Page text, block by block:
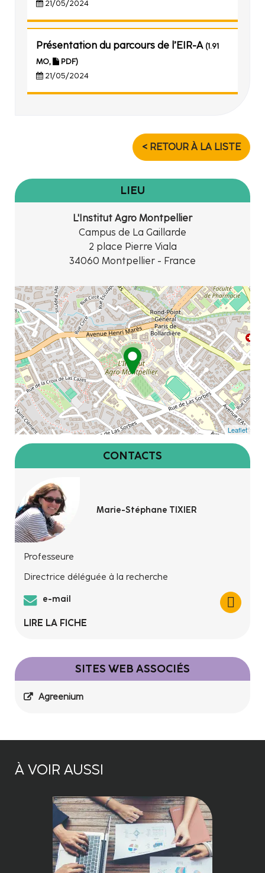
21/05/2024
Présentation du parcours de l’EIR-A (1.91
MO,
PDF)
21/05/2024
< RETOUR À LA LISTE
LIEU
L'Institut Agro Montpellier
Campus de La Gaillarde
2 place Pierre Viala
34060 Montpellier - France
Leaflet
CONTACTS
Marie-Stéphane TIXIER
Professeure
Directrice déléguée à la recherche
e-mail
LIRE LA FICHE
SITES WEB ASSOCIÉS
Agreenium
À VOIR AUSSI